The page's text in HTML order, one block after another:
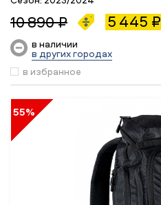
10 890 ₽ 5 445 ₽
в наличии
в других городах
в избранное
55%